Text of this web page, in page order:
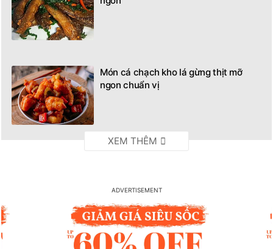
Món cá chạch kho lá gừng thịt mỡ
ngon chuẩn vị